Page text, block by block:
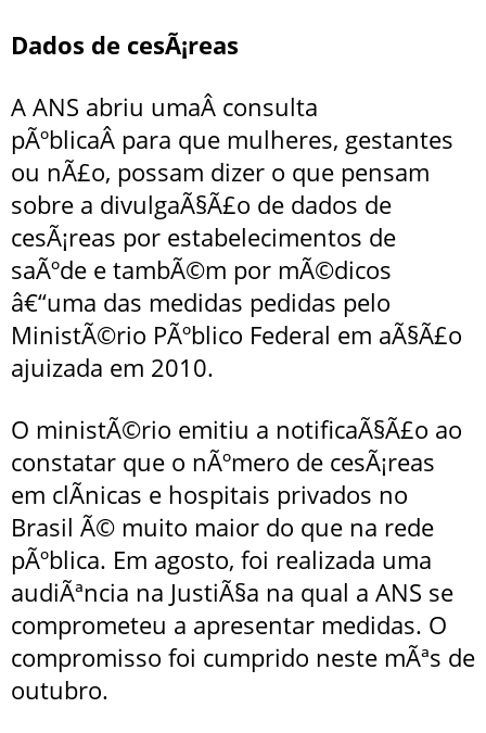
Dados de cesÃ¡reas
A ANS abriu umaÂ consulta
pÃºblicaÂ para que mulheres, gestantes
ou nÃ£o, possam dizer o que pensam
sobre a divulgaÃ§Ã£o de dados de
cesÃ¡reas por estabelecimentos de
saÃºde e tambÃ©m por mÃ©dicos
â€“uma das medidas pedidas pelo
MinistÃ©rio PÃºblico Federal em aÃ§Ã£o
ajuizada em 2010.
O ministÃ©rio emitiu a notificaÃ§Ã£o ao
constatar que o nÃºmero de cesÃ¡reas
em clÃ­nicas e hospitais privados no
Brasil Ã© muito maior do que na rede
pÃºblica. Em agosto, foi realizada uma
audiÃªncia na JustiÃ§a na qual a ANS se
comprometeu a apresentar medidas. O
compromisso foi cumprido neste mÃªs de
outubro.